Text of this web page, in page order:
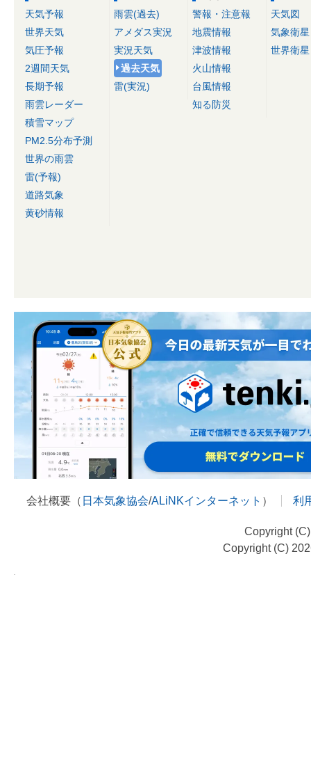
天気予報
世界天気
気圧予報
2週間天気
長期予報
雨雲レーダー
積雪マップ
PM2.5分布予測
世界の雨雲
雷(予報)
道路気象
黄砂情報
雨雲(過去)
アメダス実況
実況天気
過去天気
雷(実況)
警報・注意報
地震情報
津波情報
火山情報
台風情報
知る防災
天気図
気象衛星
世界衛星
会社概要（ 日本気象協会/ALiNKインターネット ） 利
Copyright
Copyright (C)